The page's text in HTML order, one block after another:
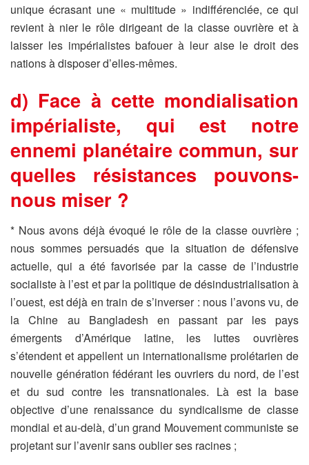
unique écrasant une « multitude » indifférenciée, ce qui
revient à nier le rôle dirigeant de la classe ouvrière et à
laisser les impérialistes bafouer à leur aise le droit des
nations à disposer d’elles-mêmes.
d) Face à cette mondialisation
impérialiste, qui est notre
ennemi planétaire commun, sur
quelles résistances pouvons-
nous miser ?
* Nous avons déjà évoqué le rôle de la classe ouvrière ;
nous sommes persuadés que la situation de défensive
actuelle, qui a été favorisée par la casse de l’industrie
socialiste à l’est et par la politique de désindustrialisation à
l’ouest, est déjà en train de s’inverser : nous l’avons vu, de
la Chine au Bangladesh en passant par les pays
émergents d’Amérique latine, les luttes ouvrières
s’étendent et appellent un internationalisme prolétarien de
nouvelle génération fédérant les ouvriers du nord, de l’est
et du sud contre les transnationales. Là est la base
objective d’une renaissance du syndicalisme de classe
mondial et au-delà, d’un grand Mouvement communiste se
projetant sur l’avenir sans oublier ses racines ;